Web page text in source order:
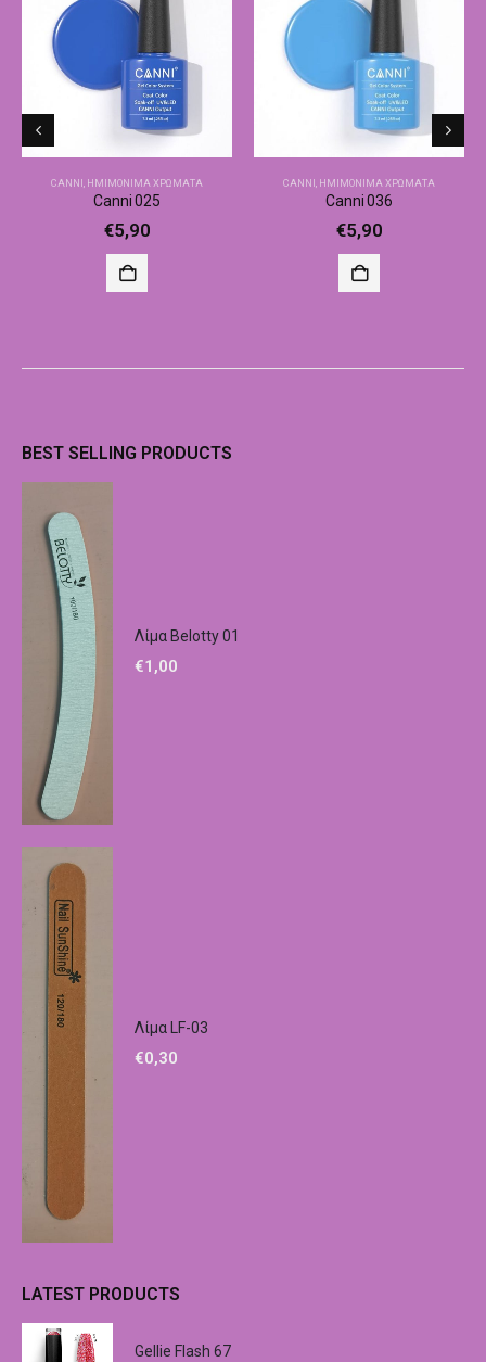
CANNI ΗΜΙΜΌΝΙΜΑ ΧΡΏΜΑΤΑ
Canni 025
€5,90
CANNI ΗΜΙΜΌΝΙΜΑ ΧΡΏΜΑΤΑ
Canni 036
€5,90
BEST SELLING PRODUCTS
Λίμα Belotty 01
€1,00
Λίμα LF-03
€0,30
LATEST PRODUCTS
Gellie Flash 67